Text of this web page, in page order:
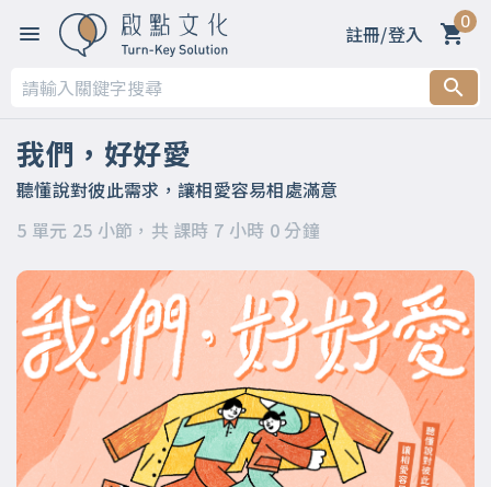
註冊/登入 0
我們，好好愛
聽懂說對彼此需求，讓相愛容易相處滿意
5 單元 25 小節，共 課時 7 小時 0 分鐘
第一章 為何恆溫的愛情，那麼難？
第二章 最熟悉的陌生人？你真的認識他？認識自己嗎？
第三章 時間讓我們漸行漸遠，學會聆聽，就能日漸親近
第四章 你可以再靠近一點，從心看懂對方
第五章 懂對方，不代表要失去自己，讓你也被照顧